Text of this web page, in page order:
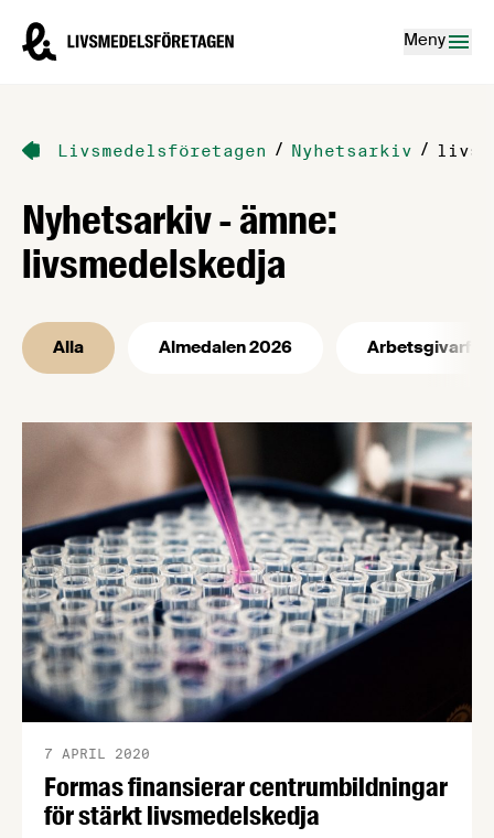
Livsmedelsföretagen – till startsidan
Meny
Livsmedelsföretagen / Nyhetsarkiv /
Nyhetsarkiv - ämne:
livsmedelskedja
Alla Almedalen 2026
Formas finansierar centrumbildningar
för stärkt livsmedelskedja
7 APRIL 2020